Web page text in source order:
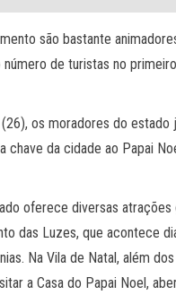
são bastante
de turistas no
os moradores do
chave da cidade ao Papai
oferece diversas
das Luzes, que acontece
Na Vila de Natal, além
a Casa do Papai Noel,